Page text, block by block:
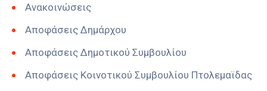
Ανακοινώσεις
Αποφάσεις Δημάρχου
Αποφάσεις Δημοτικού Συμβουλίου
Αποφάσεις Κοινοτικού Συμβουλίου Πτολεμαϊδας